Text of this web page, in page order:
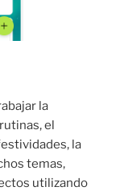
la
el
la
temas,
utilizando